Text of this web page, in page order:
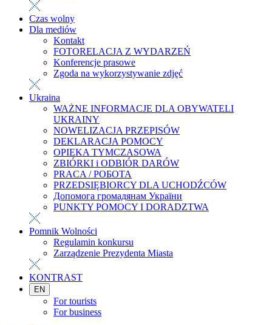
Czas wolny
Dla mediów
Kontakt
FOTORELACJA Z WYDARZEŃ
Konferencje prasowe
Zgoda na wykorzystywanie zdjęć
Ukraina
WAŻNE INFORMACJE DLA OBYWATELI
UKRAINY
NOWELIZACJA PRZEPISÓW
DEKLARACJA POMOCY
OPIEKA TYMCZASOWA
ZBIÓRKI i ODBIÓR DARÓW
PRACA / РОБОТА
PRZEDSIĘBIORCY DLA UCHODŹCÓW
Допомога громадянам України
PUNKTY POMOCY I DORADZTWA
Pomnik Wolności
Regulamin konkursu
Zarządzenie Prezydenta Miasta
KONTRAST
EN
For tourists
For business